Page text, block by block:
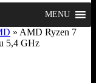
MENU
» AMD Ryzen 7
5,4 GHz